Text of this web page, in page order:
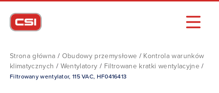
Strona główna / Obudowy przemysłowe / Kontrola warunków
klimatycznych / Wentylatory / Filtrowane kratki wentylacyjne /
Filtrowany wentylator, 115 VAC, HF0416413